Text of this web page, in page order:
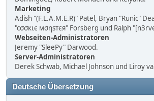
Marketing
Adish "(F.L.A.M.E.R)" Patel, Bryan "Runic"
"cσσкιє мσηѕтєя" Forsberg und Ralph
Webseiten-Administratoren
Jeremy "SleePy" Darwood.
Server-Administratoren
Derek Schwab, Michael Johnson und Liroy
Deutsche Übersetzung